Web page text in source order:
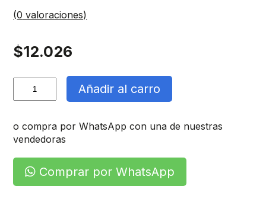
(0 valoraciones)
$12.026
Tablero
Añadir al carro
o compra por WhatsApp con una de nuestras
vendedoras
Comprar por WhatsApp